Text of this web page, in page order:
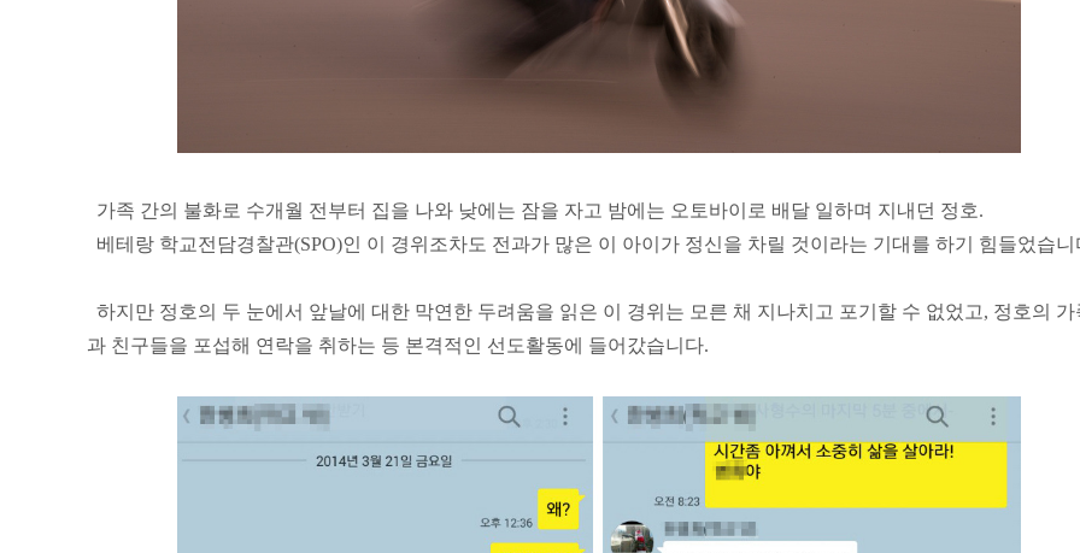
가족 간의 불화로 수개월 전부터 집을 나와 낮에는 잠을 자고 밤에는 오토바이로 배달 일하며 지내던 정호.
베테랑 학교전담경찰관(SPO)인 이 경위조차도 전과가 많은 이 아이가 정신을 차릴 것이라는 기대를 하기 힘들었습니
하지만 정호의 두 눈에서 앞날에 대한 막연한 두려움을 읽은 이 경위는 모른 채 지나치고 포기할 수 없었고, 정호의 가
과 친구들을 포섭해 연락을 취하는 등 본격적인 선도활동에 들어갔습니다.